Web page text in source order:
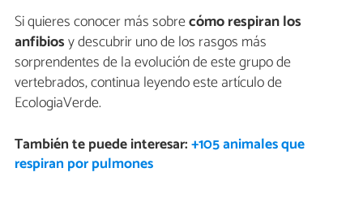
Si quieres conocer más sobrecómo respiran los
anfibiosy descubrir uno de los rasgos más
sorprendentes de la evolución de este grupo de
vertebrados, continua leyendo este artículo de
EcologiaVerde.
También te puede interesar:+105 animales que
respiran por pulmones